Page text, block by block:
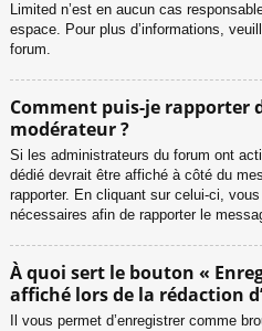
Limited n’est en aucun cas
espace. Pour plus d’informations,
forum.
Comment puis-je rapporter
modérateur ?
Si les administrateurs du forum ont
dédié devrait être affiché à côté du
rapporter. En cliquant sur celui-ci,
nécessaires afin de rapporter le
À quoi sert le bouton «
affiché lors de la rédaction
Il vous permet d’enregistrer comme